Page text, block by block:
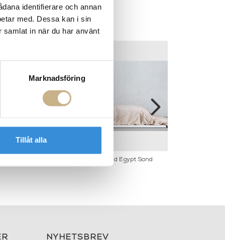
identifierare och annan
med. Dessa kan i sin
samlat in när du har använt
Marknadsföring
Tillåt alla
Classic Ogland Egypt Sand
NYHETSBREV